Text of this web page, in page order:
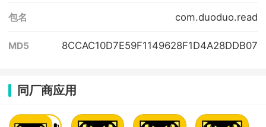
包名 com.duoduo.read
MD5 8CCAC10D7E59F1149628F1D4A28DDB07
同厂商应用